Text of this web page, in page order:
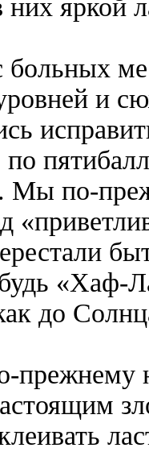
них яркой
и
по
Мы по-
«Хаф-
до
прежнему